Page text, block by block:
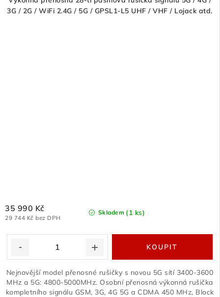
3G / 2G / WiFi 2.4G / 5G / GPSL1-L5 UHF / VHF / Lojack atd.
Skladem (1 ks)
29 744 Kč bez DPH
35 990 Kč
Nejnovější model přenosné rušičky s novou 5G sítí 3400-3600
MHz a 5G: 4800-5000MHz. Osobní přenosná výkonná rušička
kompletního signálu GSM, 3G, 4G 5G a CDMA 450 MHz, Block